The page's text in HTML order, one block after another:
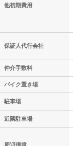
他初期費用
保証人代行会社
仲介手数料
バイク置き場
駐車場
近隣駐車場